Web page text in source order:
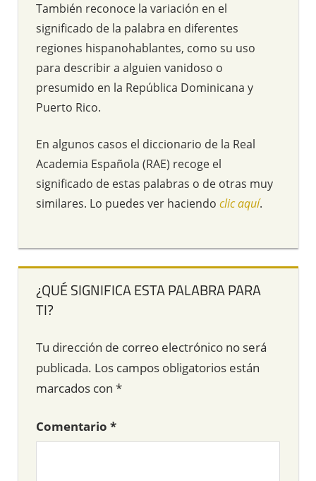
También reconoce la variación en el
significado de la palabra en diferentes
regiones hispanohablantes, como su uso
para describir a alguien vanidoso o
presumido en la República Dominicana y
Puerto Rico.
En algunos casos el diccionario de la Real
Academia Española (RAE) recoge el
significado de estas palabras o de otras muy
similares. Lo puedes ver haciendo clic aquí.
¿QUÉ SIGNIFICA ESTA PALABRA PARA
TI?
Tu dirección de correo electrónico no será
publicada. Los campos obligatorios están
marcados con *
Comentario *